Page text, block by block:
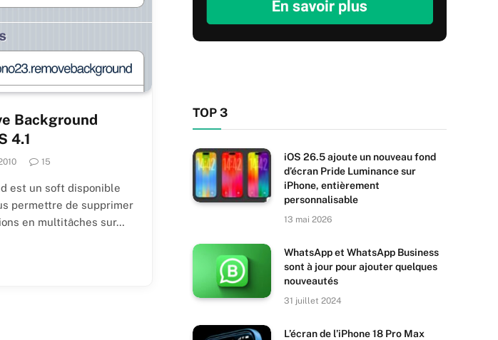
Background
4.1
15
est un soft disponible
permettre de supprimer
en multitâches sur…
TOP 3
iOS 26.5 ajoute un nouveau fond
d’écran Pride Luminance sur
iPhone, entièrement
personnalisable
13 mai 2026
WhatsApp et WhatsApp Business
sont à jour pour ajouter quelques
nouveautés
31 juillet 2024
L’écran de l’iPhone 18 Pro Max